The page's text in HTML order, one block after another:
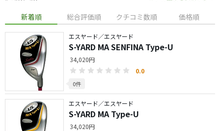
新着順 総合評価順 クチコミ数順 価格順
エスヤード／エスヤード
S-YARD MA SENFINA Type-U
34,020円
0.0
0件
エスヤード／エスヤード
S-YARD MA Type-U
34,020円